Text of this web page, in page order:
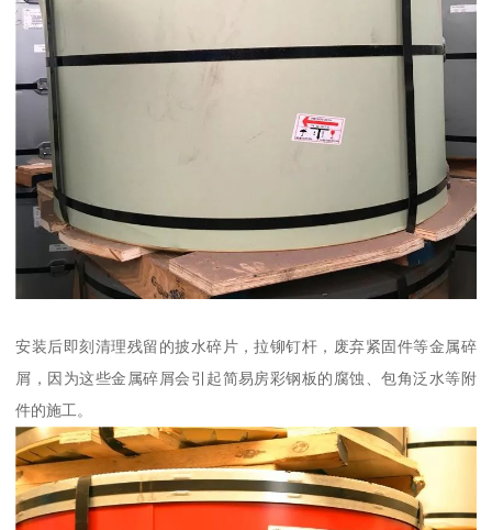
安装后即刻清理残留的披水碎片，拉铆钉杆，废弃紧固件等金属碎
屑，因为这些金属碎屑会引起简易房彩钢板的腐蚀、包角泛水等附
件的施工。